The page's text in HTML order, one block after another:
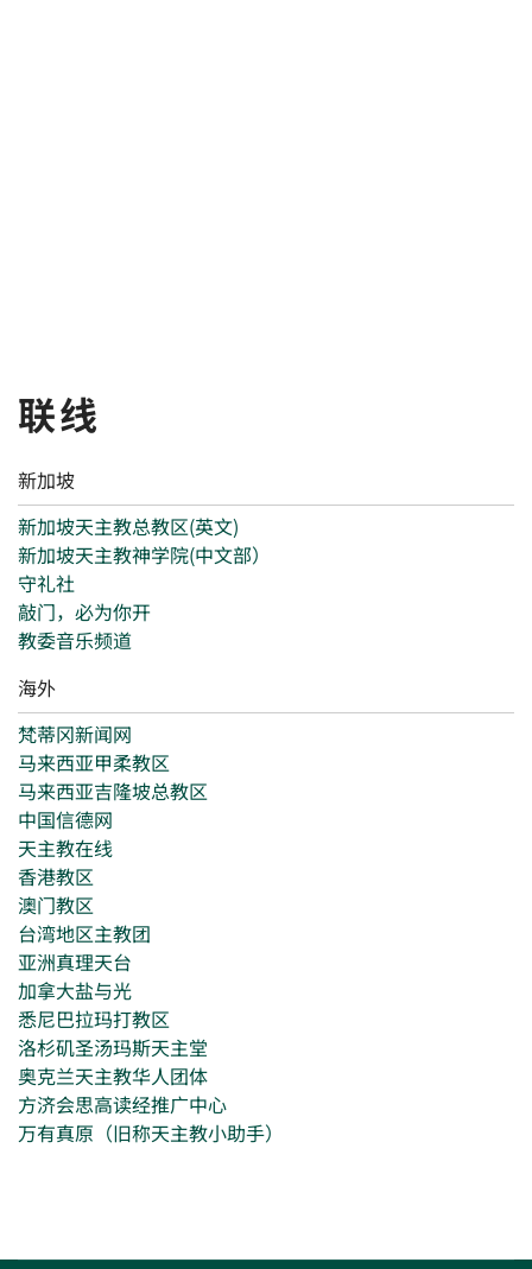
联线
新加坡
新加坡天主教总教区(英文)
新加坡天主教神学院(中文部）
守礼社
敲门，必为你开
教委音乐频道
海外
梵蒂冈新闻网
马来西亚甲柔教区
马来西亚吉隆坡总教区
中国信德网
天主教在线
香港教区
澳门教区
台湾地区主教团
亚洲真理天台
加拿大盐与光
悉尼巴拉玛打教区
洛杉矶圣汤玛斯天主堂
奥克兰天主教华人团体
方济会思高读经推广中心
万有真原（旧称天主教小助手）